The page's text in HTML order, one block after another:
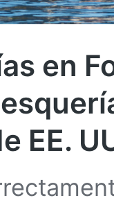
en
EE.